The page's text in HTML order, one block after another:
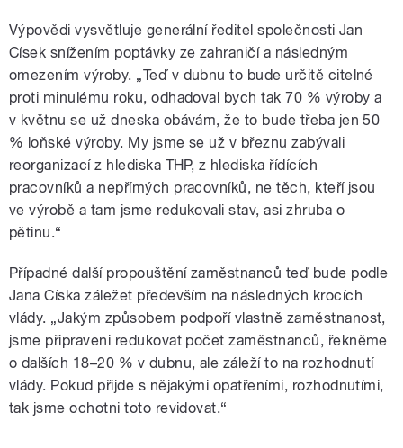
Výpovědi vysvětluje generální ředitel společnosti Jan
Císek snížením poptávky ze zahraničí a následným
omezením výroby. „Teď v dubnu to bude určitě citelné
proti minulému roku, odhadoval bych tak 70 % výroby a
v květnu se už dneska obávám, že to bude třeba jen 50
% loňské výroby. My jsme se už v březnu zabývali
reorganizací z hlediska THP, z hlediska řídících
pracovníků a nepřímých pracovníků, ne těch, kteří jsou
ve výrobě a tam jsme redukovali stav, asi zhruba o
pětinu.“
Případné další propouštění zaměstnanců teď bude podle
Jana Císka záležet především na následných krocích
vlády. „Jakým způsobem podpoří vlastně zaměstnanost,
jsme připraveni redukovat počet zaměstnanců, řekněme
o dalších 18–20 % v dubnu, ale záleží to na rozhodnutí
vlády. Pokud přijde s nějakými opatřeními, rozhodnutími,
tak jsme ochotni toto revidovat.“